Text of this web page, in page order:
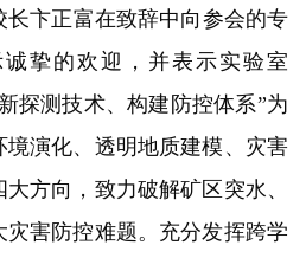
长卞正富在致辞中向参会的专
挚的欢迎，并表示实验室
探测技术、构建防控体系”为
演化、透明地质建模、灾害
方向，致力破解矿区突水、
害防控难题。充分发挥跨学